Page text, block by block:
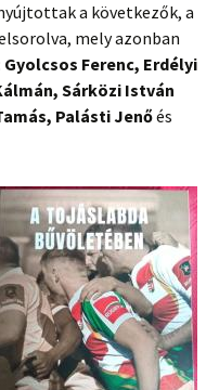
a következők, a
mely azonban
Gyolcsos Ferenc, Erdélyi
Sárközi István
Palásti Jenőés